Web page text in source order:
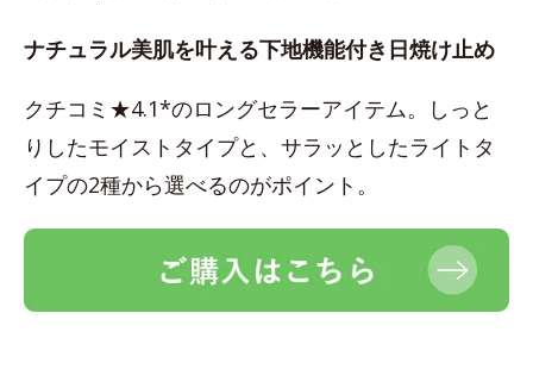
ナチュラル美肌を叶える下地機能付き日焼け止め
クチコミ★4.1*のロングセラーアイテム。しっと
りしたモイストタイプと、サラッとしたライトタ
イプの2種から選べるのがポイント。